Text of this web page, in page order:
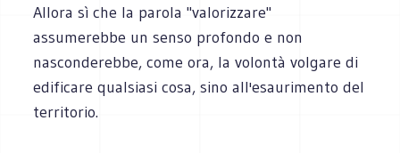
Allora sì che la parola "valorizzare"
assumerebbe un senso profondo e non
nasconderebbe, come ora, la volontà volgare di
edificare qualsiasi cosa, sino all'esaurimento del
territorio.